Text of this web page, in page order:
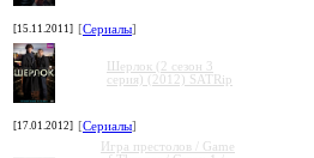
[15.11.2011] [Сериалы]
Шерлок (2 сезон 3
серия) (2012) SATRip
[17.01.2012] [Сериалы]
Игра престолов / Game